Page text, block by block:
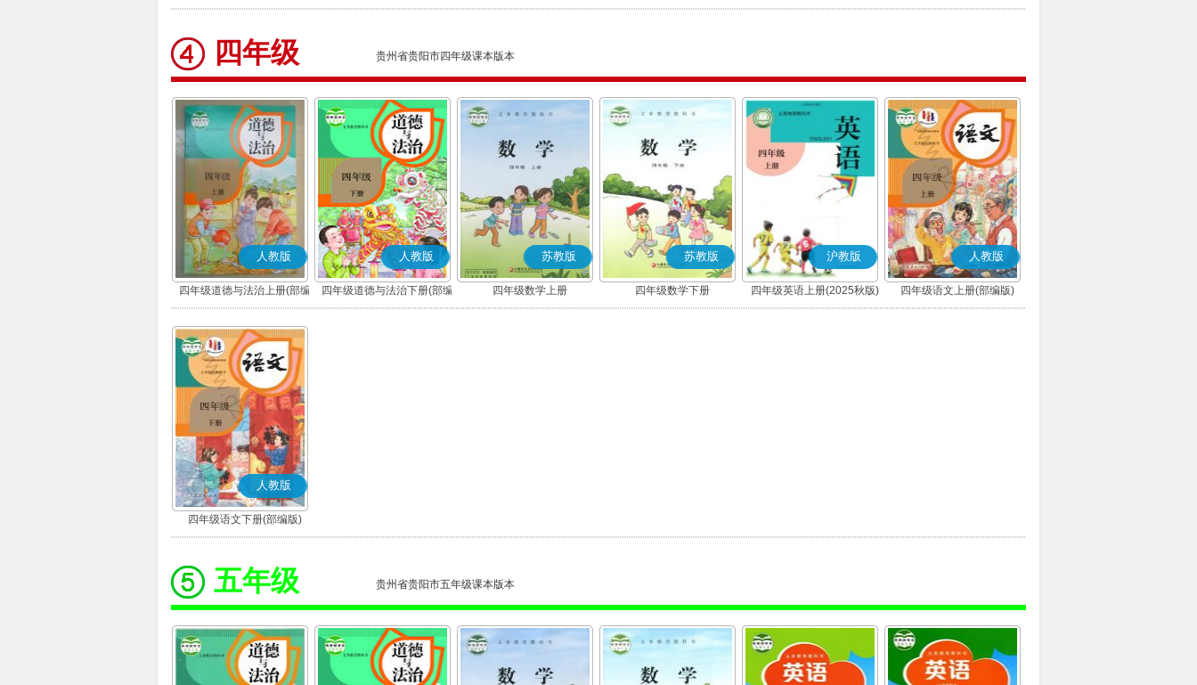
(部编版)
四年级 贵州省贵阳市四年级课本版本
人教版
四年级道德与法治上册(部编
版)
人教版
四年级道德与法治下册(部编
版)
苏教版
四年级数学上册
苏教版
四年级数学下册
沪教版
四年级英语上册(2025秋版)
人教版
四年级语文上册(部编版)
人教版
四年级语文下册(部编版)
五年级 贵州省贵阳市五年级课本版本